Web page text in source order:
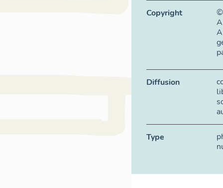
Copyright
Diffusion
Type